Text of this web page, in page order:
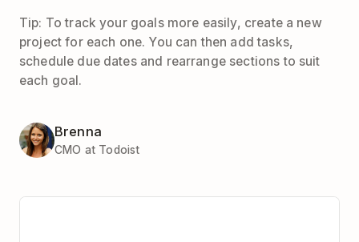
Tip: To track your goals more easily, create a new
project for each one. You can then add tasks,
schedule due dates and rearrange sections to suit
each goal.
Brenna
CMO at Todoist